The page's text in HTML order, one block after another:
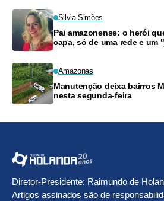
Silvia Simões
Pai amazonense: o herói
capa, só de uma rede e um
Amazonas
Manutenção deixa bairros
nesta segunda-feira
Diretor-Presidente: Raimundo de
Artigos assinados são de